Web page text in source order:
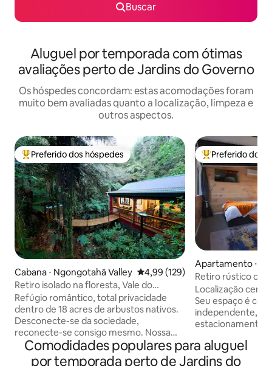
Buscar
Aluguel por temporada com ótimas
avaliações perto de Jardins do Governo
Os hóspedes concordam: estas acomodações foram
muito bem avaliadas quanto a localização, limpeza e
outros aspectos.
Entre os melhores preferidos dos hóspedes
Preferido dos hóspedes
Cabana ⋅ Ngongotahā Valley 4,99 de uma avaliação média de
4,99 (129)
Retiro isolado na floresta, Vale do
Paraíso, Rotorua
Refúgio romântico, total privacidade
dentro de 18 acres de arbustos nativos.
Desconecte-se da sociedade,
reconecte-se consigo mesmo. Nossa
microcasa nas árvores está situada
entre as samambaias e pongas com
Entre os
Preferido dos
Apartamento ⋅
Retiro rústico
Localização
Seu espaço é
independente,
estacionamento,
para uma
sensação de
Comodidades populares para aluguel
por temporada perto de Jardins do